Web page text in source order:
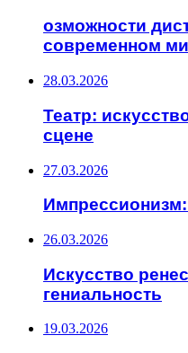
озможности
современном
28.03.2026
Театр:
сцене
27.03.2026
Импрессионизм:
26.03.2026
Искусство
гениальность
19.03.2026